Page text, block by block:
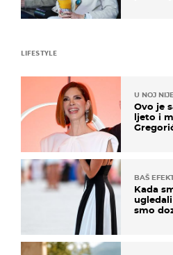
LIFESTYLE
U NOJ
Ovo je
ljeto i
BAŠ
Kada
smo